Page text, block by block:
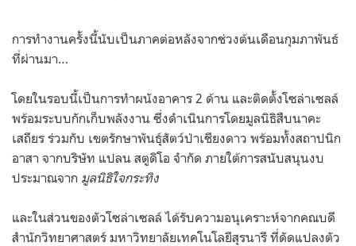
การทำงานครั้งนี้นับเป็นภาคต่อหลังจากช่วงต้นเดือนกุมภาพันธ์
ที่ผ่านมา…
โดยในรอบนี้เป็นการทำผนังอาคาร 2 ด้าน และติดตั้งโซล่าเซลล์
พร้อมระบบกักเก็บพลังงาน ซึ่งดำเนินการโดยมูลนิธิสืบนาคะ
เสถียร ร่วมกับ เขตรักษาพันธุ์สัตว์ป่าเชียงดาว พร้อมทั้งสถาปนิก
อาสา จากบริษัท แปลน สตูดิโอ จำกัด ภายใต้การสนับสนุนงบ
ประมาณจาก มูลนิธิใจกระทิง
และในส่วนของตัวโซล่าเซลล์ ได้รับความอนุเคราะห์จากคณบดี
สำนักวิทยาศาสตร์ มหาวิทยาลัยเทคโนโลยีสุรนารี ที่ดัดแปลงตัว